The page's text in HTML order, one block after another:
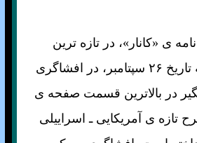
ی «کانار»، در تازه ترين
شماره ی خود، به تاريخ ۲۶ سپتامبر، در افشاگری
در بالاترين قسمت صفحه ی
تازه ی آمريکايی ـ اسراييلی